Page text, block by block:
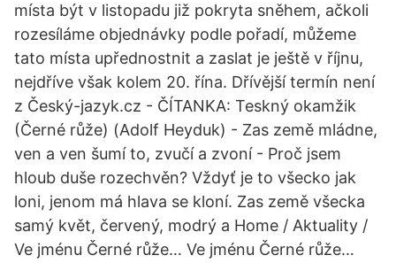
místa být v listopadu již pokryta sněhem, ačkoli
rozesíláme objednávky podle pořadí, můžeme
tato místa upřednostnit a zaslat je ještě v říjnu,
nejdříve však kolem 20. řína. Dřívější termín není
z Český-jazyk.cz - ČÍTANKA: Teskný okamžik
(Černé růže) (Adolf Heyduk) - Zas země mládne,
ven a ven šumí to, zvučí a zvoní - Proč jsem
hloub duše rozechvěn? Vždyť je to všecko jak
loni, jenom má hlava se kloní. Zas země všecka
samý květ, červený, modrý a Home / Aktuality /
Ve jménu Černé růže… Ve jménu Černé růže…